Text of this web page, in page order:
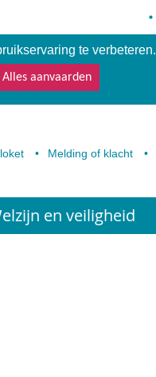
te verbeteren.
Alles aanvaarden
Melding of klacht
en veiligheid